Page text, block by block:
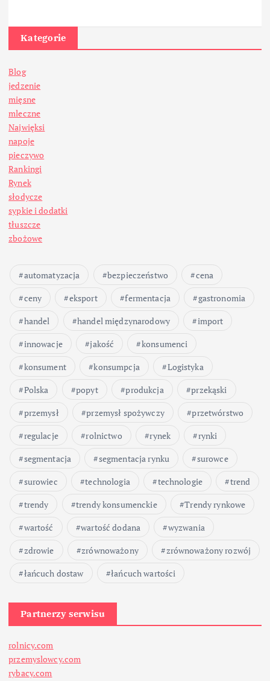
Kategorie
Blog
jedzenie
mięsne
mleczne
Najwięksi
napoje
pieczywo
Rankingi
Rynek
słodycze
sypkie i dodatki
tłuszcze
zbożowe
automatyzacja bezpieczeństwo
cena
ceny
eksport fermentacja
gastronomia
handel
handel międzynarodowy
import
innowacje
jakość
konsumenci
konsument
konsumpcja
Logistyka
Polska
popyt produkcja
przekąski
przemysł
przemysł spożywczy
przetwórstwo
regulacje
rolnictwo rynek
rynki
segmentacja
segmentacja rynku
surowce
surowiec
technologia technologie
trend
trendy
trendy konsumenckie
Trendy rynkowe
wartość
wartość dodana
wyzwania
zdrowie
zrównoważony
zrównoważony rozwój
łańcuch dostaw
łańcuch wartości
Partnerzy serwisu
rolnicy.com
przemyslowcy.com
rybacy.com